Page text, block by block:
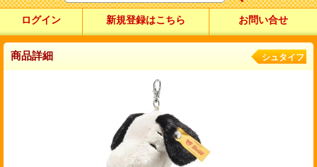
ログイン 新規登録はこちら お問い合せ
商品詳細 シュタイフ